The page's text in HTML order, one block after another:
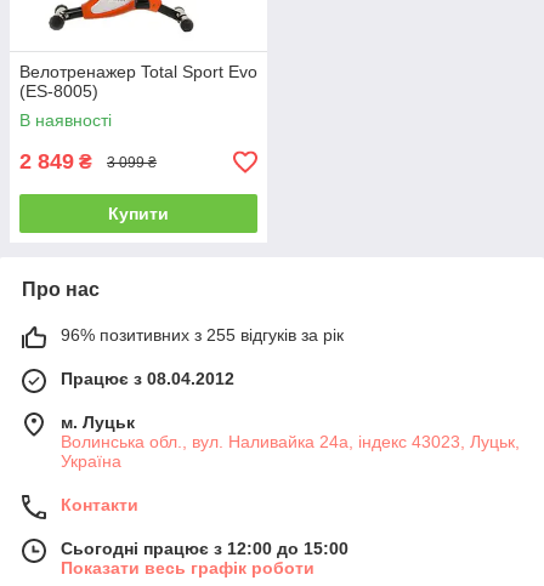
Велотренажер Total Sport Evo
(ES-8005)
В наявності
2 849 ₴ 3 099 ₴
Купити
Про нас
96% позитивних з 255 відгуків за рік
Працює з 08.04.2012
м. Луцьк
Волинська обл., вул. Наливайка 24а, індекс 43023, Луцьк,
Україна
Контакти
Сьогодні працює з 12:00 до 15:00
Показати весь графік роботи